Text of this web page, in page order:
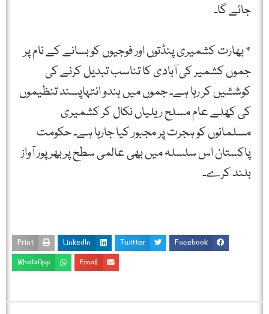
جائے گا۔
* بھارت کشمیری پنڈتوں اور فوجیوں کو بسانے کے نام پر
جموں کشمیر کی آبادی کا تناسب تبدیل کرنے کی
کوششیں کر رہا ہے۔ جموں میں ہندو انتہاپسند تنظیموں
کی کھلے عام مسلح ریلیاں نکال کر کشمیری
مسلمانوں کو ہجرت پر مجبور کیا جارہا ہے۔ حکومت
پاکستان اس سلسلہ میں بھی عالمی سطح پر بھرپور آواز
بلند کرے۔
Facebook
Twitter
LinkedIn
Print
Email
WhatsApp